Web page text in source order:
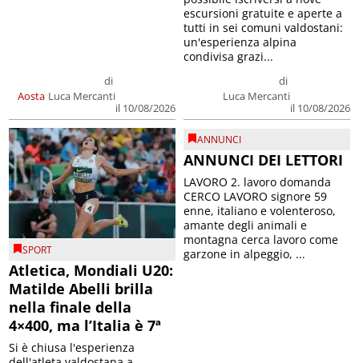
Aosta
di
Luca Mercanti
il 10/08/2026
di
Luca Mercanti
il 10/08/2026
escursioni gratuite e aperte a
tutti in sei comuni valdostani:
un'esperienza alpina
condivisa grazi...
SPORT
Atletica, Mondiali U20:
Matilde Abelli brilla
nella finale della
4×400, ma l’Italia è 7ª
Si è chiusa l'esperienza
ANNUNCI
ANNUNCI DEI LETTORI
LAVORO 2. lavoro domanda
CERCO LAVORO signore 59
enne, italiano e volenteroso,
amante degli animali e
montagna cerca lavoro come
garzone in alpeggio, ...